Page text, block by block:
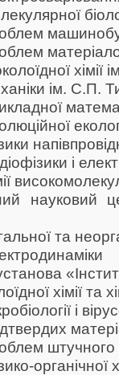
ім. С.П.
і
науковий
та
хімії
і
штучного
органічної